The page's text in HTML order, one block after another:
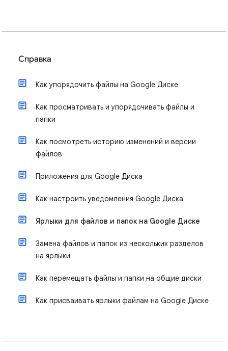
Справка
Как упорядочить файлы на Google Диске
Как просматривать и упорядочивать файлы и
папки
Как посмотреть историю изменений и версии
файлов
Приложения для Google Диска
Как настроить уведомления Google Диска
Ярлыки для файлов и папок на Google Диске
Замена файлов и папок из нескольких разделов
на ярлыки
Как перемещать файлы и папки на общие диски
Как присваивать ярлыки файлам на Google Диске